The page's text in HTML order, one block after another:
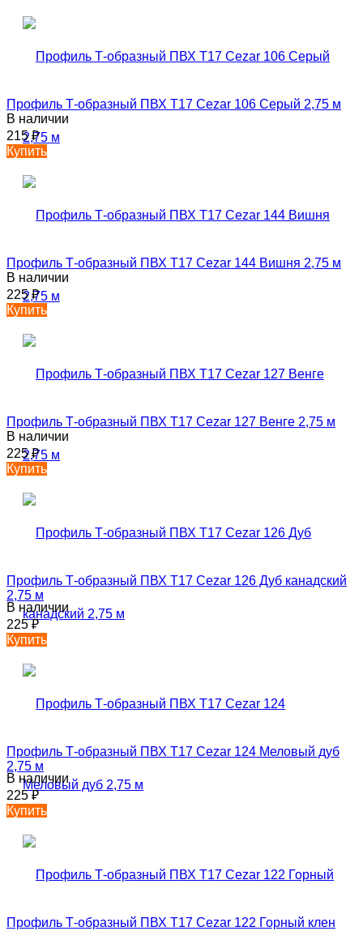
Профиль Т-образный ПВХ T17 Cezar 106 Серый 2,75 м
В наличии
215₽
Купить
Профиль Т-образный ПВХ T17 Cezar 144 Вишня 2,75 м
В наличии
225₽
Купить
Профиль Т-образный ПВХ T17 Cezar 127 Венге 2,75 м
В наличии
225₽
Купить
Профиль Т-образный ПВХ T17 Cezar 126 Дуб канадский
2,75 м
В наличии
225₽
Купить
Профиль Т-образный ПВХ T17 Cezar 124 Меловый дуб
2,75 м
В наличии
225₽
Купить
Профиль Т-образный ПВХ T17 Cezar 122 Горный клен